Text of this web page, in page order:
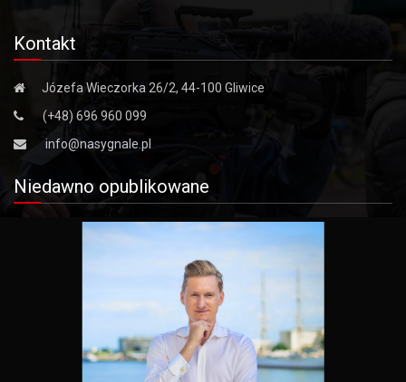
Kontakt
Józefa Wieczorka 26/2, 44-100 Gliwice
(+48) 696 960 099
info@nasygnale.pl
Niedawno opublikowane